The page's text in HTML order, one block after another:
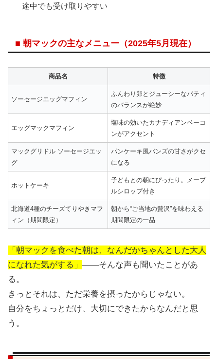
途中でも受け取りやすい
■ 朝マックの主なメニュー（2025年5月現在）
商品名 特徴
ソーセージエッグマフィン
ふんわり卵とジューシーなパティ
のバランスが絶妙
エッグマックマフィン
塩味の効いたカナディアンベーコ
ンがアクセント
マックグリドル ソーセージエッ
グ
パンケーキ風バンズの甘さがクセ
になる
ホットケーキ
子どもとの朝にぴったり。メープ
ルシロップ付き
北海道4種のチーズてりやきマフ
ィン（期間限定）
朝から“ご当地の贅沢”を味わえる
期間限定の一品
「朝マックを食べた朝は、なんだかちゃんとした大人
になれた気がする」 ——そんな声も聞いたことがあ
る。
きっとそれは、ただ栄養を摂ったからじゃない。
自分をちょっとだけ、大切にできたからなんだと思
う。